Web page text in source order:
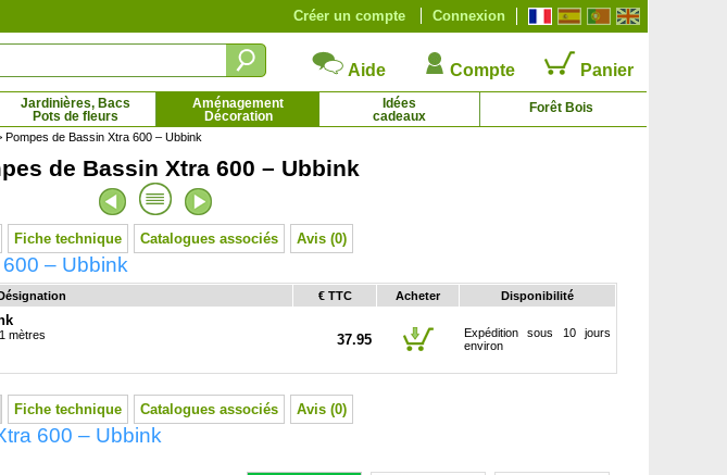
Connexion
Créer un compte
Aide Compte Panier
Jardinières, Bacs
Pots de fleurs
Aménagement
Décoration
Idées
cadeaux
Forêt Bois
à fleurs roses
Pompes de Bassin Xtra 600 – Ubbink
de Bassin Xtra 600 – Ubbink
Fiche technique Catalogues associés Avis (0)
– Ubbink
€ TTC Acheter Disponibilité
mètres
37.95
Expédition sous 10 jours
environ
Fiche technique Catalogues associés Avis (0)
600 – Ubbink